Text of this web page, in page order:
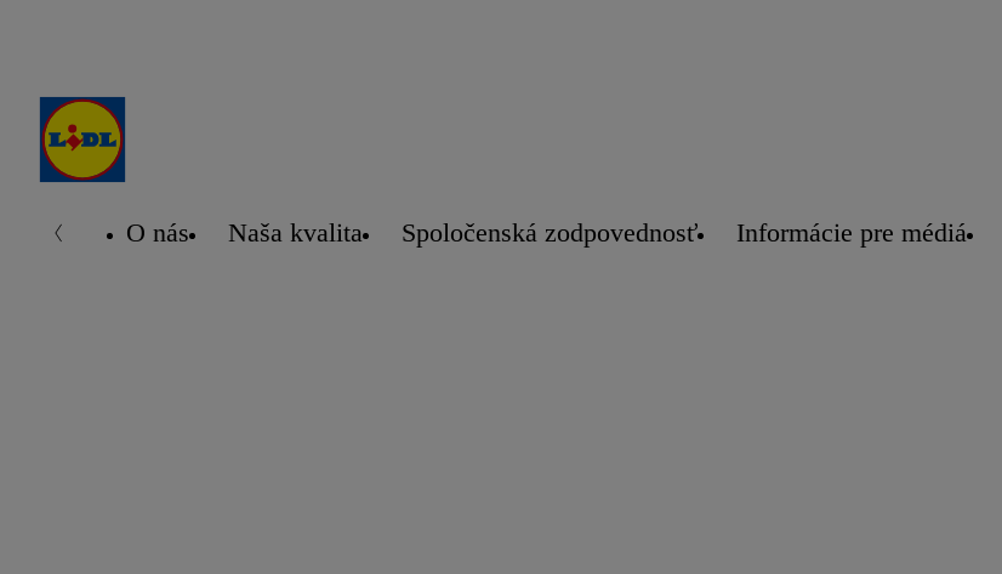
O nás Naša kvalita Spoločenská zodpovednosť Informácie pre médiá